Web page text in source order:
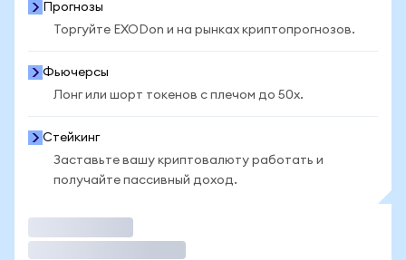
Прогнозы
Торгуйте EXODon и на рынках криптопрогнозов.
Фьючерсы
Лонг или шорт токенов с плечом до 50x.
Стейкинг
Заставьте вашу криптовалюту работать и
получайте пассивный доход.